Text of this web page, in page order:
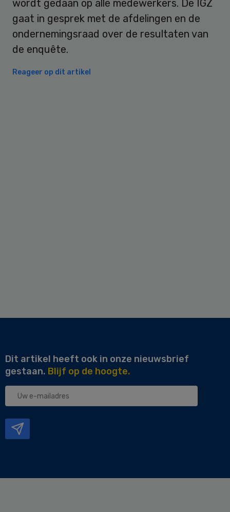
wordt gedaan op alle medewerkers. De IGZ
gaat in gesprek met de afdelingen en de
ondernemingsraad over de resultaten van
de enquête.
Reageer op dit artikel
Dit artikel heeft ook in onze nieuwsbrief
gestaan. Blijf op de hoogte.
Uw